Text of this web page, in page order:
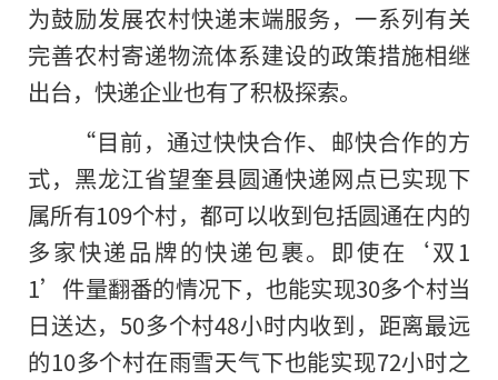
为鼓励发展农村快递末端服务，一系列有关
完善农村寄递物流体系建设的政策措施相继
出台，快递企业也有了积极探索。
“目前，通过快快合作、邮快合作的方
式，黑龙江省望奎县圆通快递网点已实现下
属所有109个村，都可以收到包括圆通在内的
多家快递品牌的快递包裹。即使在‘双1
1’件量翻番的情况下，也能实现30多个村当
日送达，50多个村48小时内收到，距离最远
的10多个村在雨雪天气下也能实现72小时之